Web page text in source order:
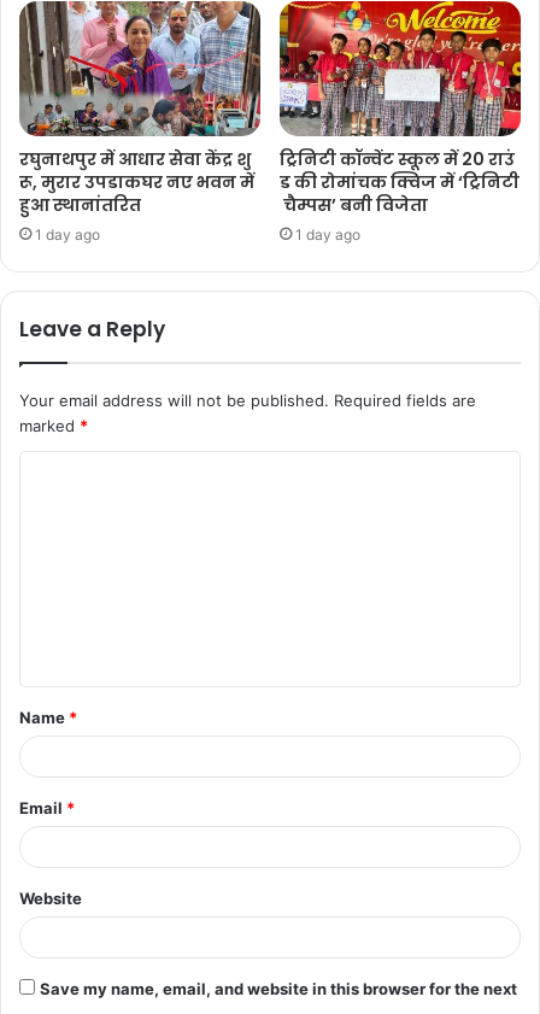
रघुनाथपुर में आधार सेवा केंद्र शु
रू, मुरार उपडाकघर नए भवन में
हुआ स्थानांतरित
1 day ago
ट्रिनिटी कॉन्वेंट स्कूल में 20 राउं
ड की रोमांचक क्विज में ‘ट्रिनिटी
चैम्पस’ बनी विजेता
1 day ago
Leave a Reply
Your email address will not be published. Required fields are
marked *
Name *
Email *
Website
Save my name, email, and website in this browser for the next